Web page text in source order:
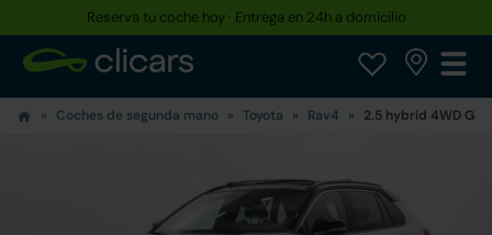
Reserva tu coche hoy · Entrega en 24h a domicilio
Coches de segunda mano Toyota Rav4 2.5 hybrid 4WD GR